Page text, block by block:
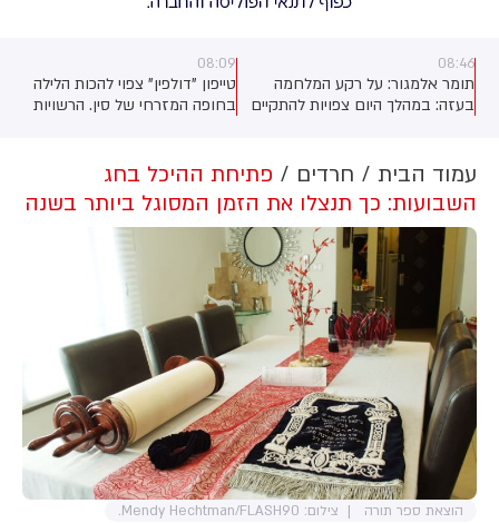
08:46
תומר אלמגור: על רקע המלחמה
בעזה: במהלך היום צפויות להתקיים
באתונה, סלוניקי, באיים ובמוקדי
תיירות שונים. משרד החוץ קורא
לישראלים ביבשת לפעול בזהירות
מוגברת: "ממליץ לאזרחים ישראלים
השוהים ביוון לגלות ערנות מוגברת,
להתרחק ממוקדי הפגנות
והתקהלויות ולהימנע מכל חיכוך או
עימות עם מפגינים. מומלץ להצניע
סממנים ישראליים ויהודיים ולהימנע
מפרסום ברשתות החברתיות של
מיקום השהייה בזמן אמת"
08:09
טייפון "דולפין" צפוי להכות הלילה
בחופה המזרחי של סין. הרשויות
עובדים פונו מאסדות וממתקנים
עמוד הבית חרדים
פתיחת ההיכל בחג
השבועות: כך תנצלו את הזמן המסוגל ביותר בשנה
הוצאת ספר תורה צילום: Mendy Hechtman/FLASH90.